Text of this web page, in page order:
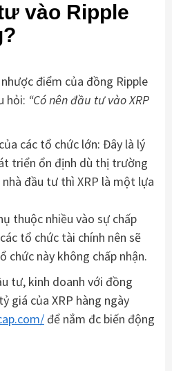
vào Ripple
điểm của đồng Ripple
hỏi: “Có nên đầu tư vào XRP
các tổ chức lớn: Đây là lý
triển ổn định dù thị trường
đầu tư thì XRP là một lựa
thuộc nhiều vào sự chấp
tổ chức tài chính nên sẽ
chức này không chấp nhận.
tư, kinh doanh với đồng
giá của XRP hàng ngày
để nắm đc biến động